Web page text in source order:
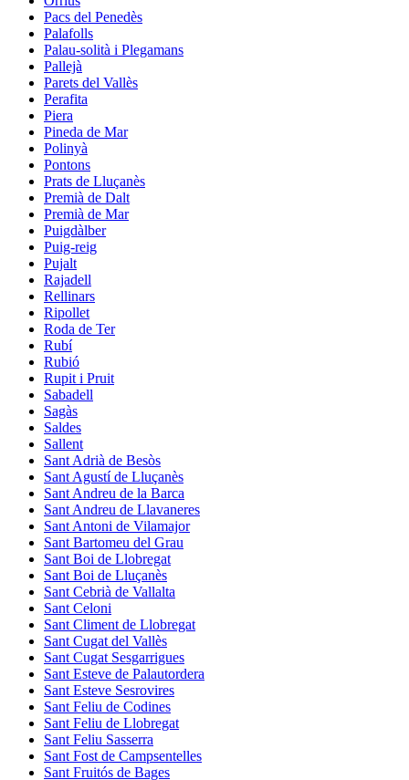
Pacs del Penedès
Palafolls
Palau-solità i Plegamans
Pallejà
Parets del Vallès
Perafita
Piera
Pineda de Mar
Polinyà
Pontons
Prats de Lluçanès
Premià de Dalt
Premià de Mar
Puigdàlber
Puig-reig
Pujalt
Rajadell
Rellinars
Ripollet
Roda de Ter
Rubí
Rubió
Rupit i Pruit
Sabadell
Sagàs
Saldes
Sallent
Sant Adrià de Besòs
Sant Agustí de Lluçanès
Sant Andreu de la Barca
Sant Andreu de Llavaneres
Sant Antoni de Vilamajor
Sant Bartomeu del Grau
Sant Boi de Llobregat
Sant Boi de Lluçanès
Sant Cebrià de Vallalta
Sant Celoni
Sant Climent de Llobregat
Sant Cugat del Vallès
Sant Cugat Sesgarrigues
Sant Esteve de Palautordera
Sant Esteve Sesrovires
Sant Feliu de Codines
Sant Feliu de Llobregat
Sant Feliu Sasserra
Sant Fost de Campsentelles
Sant Fruitós de Bages